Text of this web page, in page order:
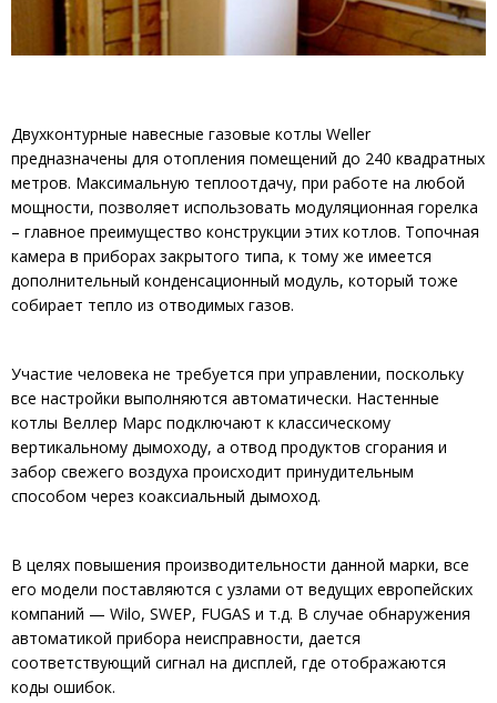
Двухконтурные навесные газовые котлы Weller
предназначены для отопления помещений до 240 квадратных
метров. Максимальную теплоотдачу, при работе на любой
мощности, позволяет использовать модуляционная горелка
– главное преимущество конструкции этих котлов. Топочная
камера в приборах закрытого типа, к тому же имеется
дополнительный конденсационный модуль, который тоже
собирает тепло из отводимых газов.
Участие человека не требуется при управлении, поскольку
все настройки выполняются автоматически. Настенные
котлы Веллер Марс подключают к классическому
вертикальному дымоходу, а отвод продуктов сгорания и
забор свежего воздуха происходит принудительным
способом через коаксиальный дымоход.
В целях повышения производительности данной марки, все
его модели поставляются с узлами от ведущих европейских
компаний — Wilo, SWEP, FUGAS и т.д. В случае обнаружения
автоматикой прибора неисправности, дается
соответствующий сигнал на дисплей, где отображаются
коды ошибок.